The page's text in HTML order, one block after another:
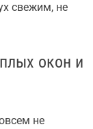
свежим, не
окон и
не